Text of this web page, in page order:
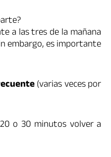
a las tres de la mañana
embargo, es importante
(varias veces por
o 30 minutos volver a